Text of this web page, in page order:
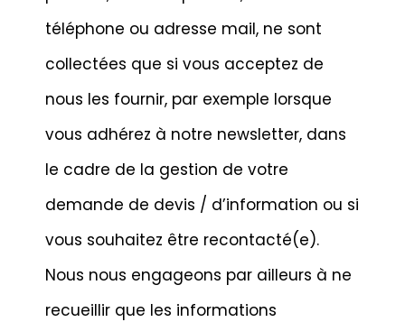
téléphone ou adresse mail, ne sont
collectées que si vous acceptez de
nous les fournir, par exemple lorsque
vous adhérez à notre newsletter, dans
le cadre de la gestion de votre
demande de devis / d’information ou si
vous souhaitez être recontacté(e).
Nous nous engageons par ailleurs à ne
recueillir que les informations